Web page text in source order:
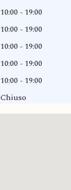
10:00 - 19:00
10:00 - 19:00
10:00 - 19:00
10:00 - 19:00
10:00 - 19:00
Chiuso